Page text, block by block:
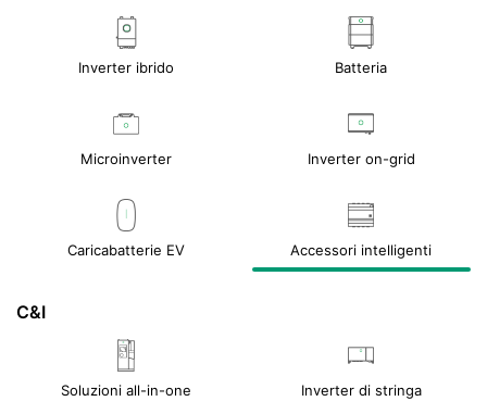
Inverter ibrido Batteria
Microinverter Inverter on-grid
Caricabatterie EV Accessori intelligenti
C&I
Soluzioni all-in-one Inverter di stringa